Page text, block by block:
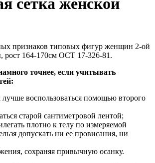
признаков типовых фигур женщин 2-ой
рост 164-170см ОСТ 17-326-81.
точнее, если учитывать
воспользоваться помощью второго
старой сантиметровой лентой;
плотно к телу по измеряемой
допускать ни ее провисания, ни
сохраняя привычную осанку.